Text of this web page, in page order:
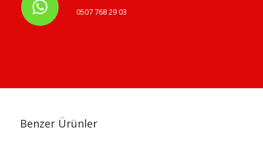
0507 768 29 03
Benzer Ürünler